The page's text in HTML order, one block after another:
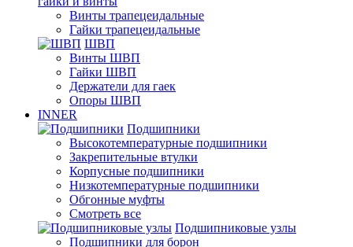
Винты трапецеидальные
Гайки трапецеидальные
ШВП
Винты ШВП
Гайки ШВП
Держатели для гаек
Опоры ШВП
INNER
Подшипники
Высокотемпературные подшипники
Закрепительные втулки
Корпусные подшипники
Низкотемпературные подшипники
Обгонные муфты
Смотреть все
Подшипниковые узлы
Подшипники для борон